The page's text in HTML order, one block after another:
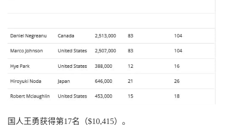
国人王勇获得第17名（$10,415）。